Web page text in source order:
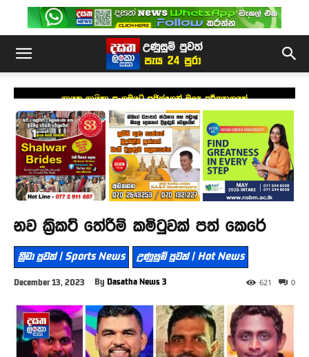
ගායක ගායිකා සංගමයට සජිත්ගෙන් මූල්‍ය පරිත්‍යාගයක්
නව ක්‍රිකට් තේරීම් කමිටුවක් පත් කෙරේ
ක්‍රීඩා පුවත් | Sports News උණුසුම් පුවත් | Hot News
December 13, 2023 By Dasatha News 3 0
621